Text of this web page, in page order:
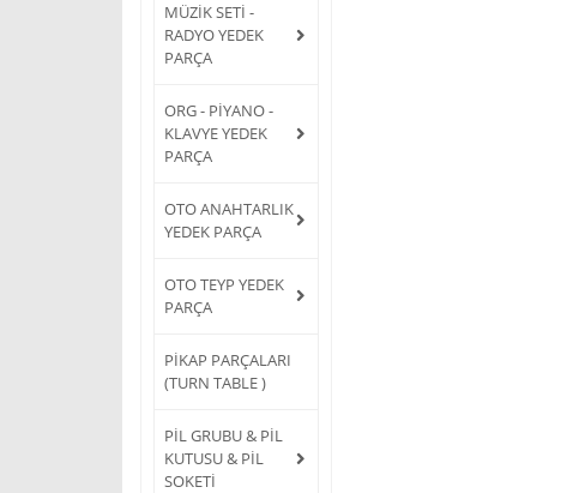
MÜZİK SETİ -
RADYO YEDEK
PARÇA
ORG - PİYANO -
KLAVYE YEDEK
PARÇA
OTO ANAHTARLIK
YEDEK PARÇA
OTO TEYP YEDEK
PARÇA
PİKAP PARÇALARI
(TURN TABLE )
PİL GRUBU & PİL
KUTUSU & PİL
SOKETİ